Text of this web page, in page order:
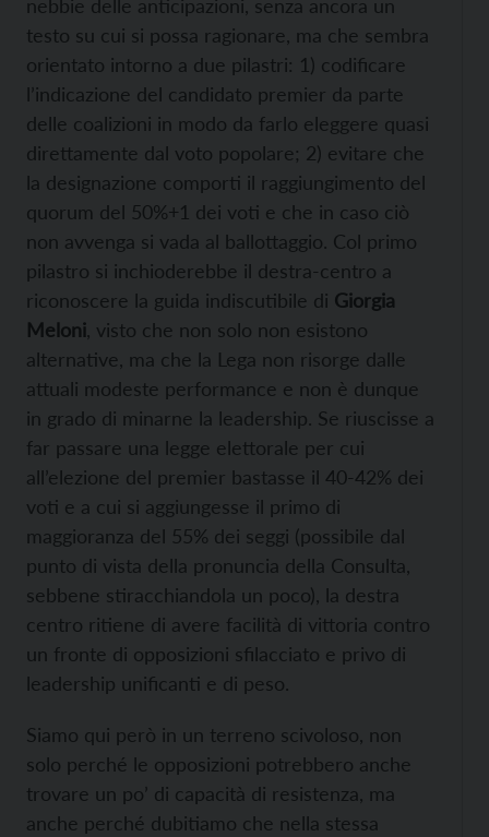
nebbie delle anticipazioni, senza ancora un
testo su cui si possa ragionare, ma che sembra
orientato intorno a due pilastri: 1) codificare
l’indicazione del candidato premier da parte
delle coalizioni in modo da farlo eleggere quasi
direttamente dal voto popolare; 2) evitare che
la designazione comporti il raggiungimento del
quorum del 50%+1 dei voti e che in caso ciò
non avvenga si vada al ballottaggio. Col primo
pilastro si inchioderebbe il destra-centro a
riconoscere la guida indiscutibile di Giorgia
Meloni , visto che non solo non esistono
alternative, ma che la Lega non risorge dalle
attuali modeste performance e non è dunque
in grado di minarne la leadership. Se riuscisse a
far passare una legge elettorale per cui
all’elezione del premier bastasse il 40-42% dei
voti e a cui si aggiungesse il primo di
maggioranza del 55% dei seggi (possibile dal
punto di vista della pronuncia della Consulta,
sebbene stiracchiandola un poco), la destra
centro ritiene di avere facilità di vittoria contro
un fronte di opposizioni sfilacciato e privo di
leadership unificanti e di peso.
Siamo qui però in un terreno scivoloso, non
solo perché le opposizioni potrebbero anche
trovare un po’ di capacità di resistenza, ma
anche perché dubitiamo che nella stessa